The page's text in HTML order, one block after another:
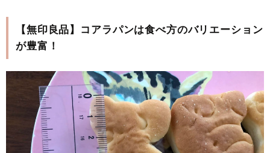
【無印良品】コアラパンは食べ方のバリエーション
が豊富！